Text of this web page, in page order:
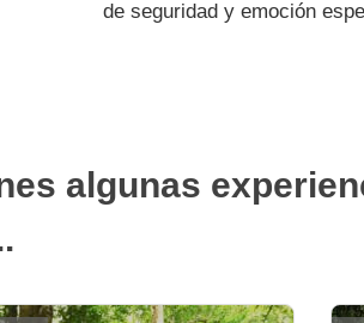
de seguridad y emoción
algunas